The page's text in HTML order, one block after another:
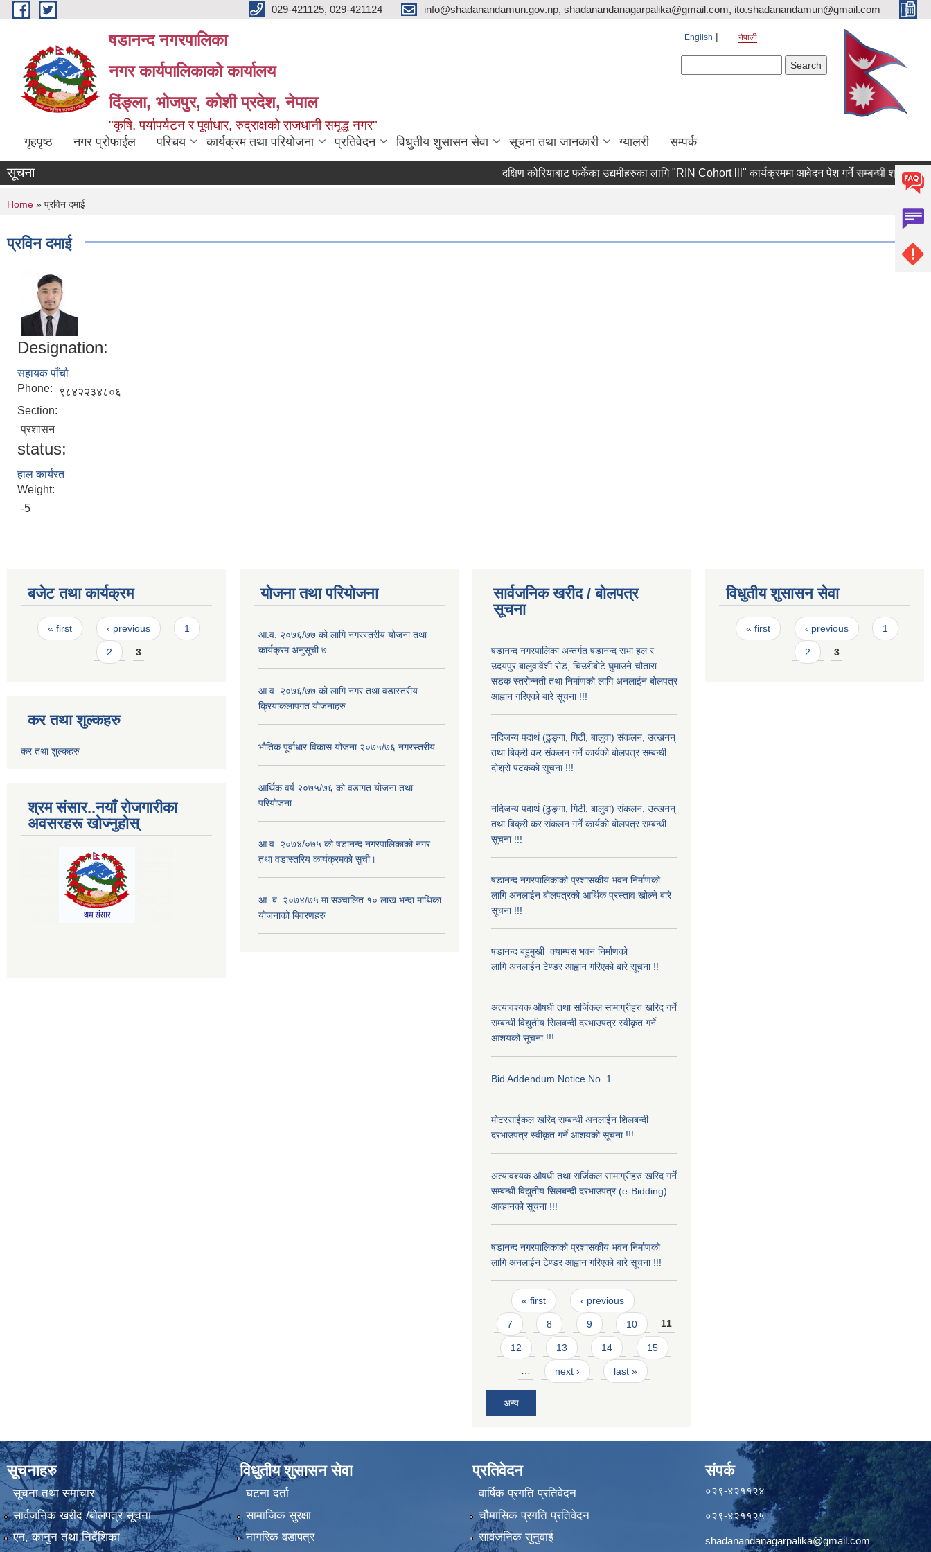
Skip to main content 029-421125, 029-421124 info@shadanandamun.gov.np, shadanandanagarpalika@gmail.com, ito.shadanandamun@gmail.com
षडानन्द नगरपालिका
नगर कार्यपालिकाको कार्यालय
दिंङ्ला, भोजपुर, कोशी प्रदेश, नेपाल
"कृषि, पर्यापर्यटन र पूर्वाधार, रुद्राक्षको राजधानी समृद्ध नगर"
English नेपाली
गृहपृष्ठ नगर प्रोफाईल परिचय कार्यक्रम तथा परियोजना प्रतिवेदन विधुतीय शुसासन सेवा सूचना तथा जानकारी ग्यालरी सम्पर्क
सूचना दक्षिण कोरियाबाट फर्केका उद्यमीहरुका लागि "RIN Cohort lll" कार्यक्रममा आवेदन पेश गर्ने सम्बन्धी श्री युवा, श्रम
You are here
Home » प्रविन दमाई
प्रविन दमाई
Designation:
सहायक पाँचौ
Phone:
९८४२२३४८०६
Section:
प्रशासन
status:
हाल कार्यरत
Weight:
-5
बजेट तथा कार्यक्रम
Pages
« first ‹ previous 1
2 3
कर तथा शुल्कहरु
कर तथा शुल्कहरु
श्रम संसार..नयाँ रोजगारीका
अवसरहरू खोज्नुहोस्
योजना तथा परियोजना
आ.व. २०७६/७७ को लागि नगरस्तरीय योजना तथा
कार्यक्रम अनुसूची ७
आ.व. २०७६/७७ को लागि नगर तथा वडास्तरीय
क्रियाकलापगत योजनाहरु
भौतिक पूर्वाधार विकास योजना २०७५/७६ नगरस्तरीय
आर्थिक वर्ष २०७५/७६ को वडागत योजना तथा
परियोजना
आ.व. २०७४/०७५ को षडानन्द नगरपालिकाको नगर
तथा वडास्तरिय कार्यक्रमको सुची।
आ. ब. २०७४/७५ मा सञ्चालित १० लाख भन्दा माथिका
योजनाको बिवरणहरु
सार्वजनिक खरीद / बोलपत्र
सूचना
षडानन्द नगरपालिका अन्तर्गत षडानन्द सभा हल र
उदयपुर बालुवावेंशी रोड, चिउरीबोटे घुमाउने चौतारा
सडक स्तरोन्नती तथा निर्माणको लागि अनलाईन बोलपत्र
आह्वान गरिएको बारे सूचना !!!
नदिजन्य पदार्थ (ढुङ्गा, गिटी, बालुवा) संकलन, उत्खनन्
तथा बिक्री कर संकलन गर्ने कार्यको बोलपत्र सम्बन्धी
दोश्रो पटकको सूचना !!!
नदिजन्य पदार्थ (ढुङ्गा, गिटी, बालुवा) संकलन, उत्खनन्
तथा बिक्री कर संकलन गर्ने कार्यको बोलपत्र सम्बन्धी
सूचना !!!
षडानन्द नगरपालिकाको प्रशासकीय भवन निर्माणको
लागि अनलाईन बोलपत्रको आर्थिक प्रस्ताव खोल्ने बारे
सूचना !!!
षडानन्द बहुमुखी क्याम्पस भवन निर्माणको
लागि अनलाईन टेण्डर आह्वान गरिएको बारे सूचना !!
अत्यावश्यक औषधी तथा सर्जिकल सामाग्रीहरु खरिद गर्ने
सम्बन्धी विद्युतीय सिलबन्दी दरभाउपत्र स्वीकृत गर्ने
आशयको सूचना !!!
Bid Addendum Notice No. 1
मोटरसाईकल खरिद सम्बन्धी अनलाईन शिलबन्दी
दरभाउपत्र स्वीकृत गर्ने आशयको सूचना !!!
अत्यावश्यक औषधी तथा सर्जिकल सामाग्रीहरु खरिद गर्ने
सम्बन्धी विद्युतीय सिलबन्दी दरभाउपत्र (e-Bidding)
आव्हानको सूचना !!!
षडानन्द नगरपालिकाको प्रशासकीय भवन निर्माणको
लागि अनलाईन टेण्डर आह्वान गरिएको बारे सूचना !!!
Pages
« first ‹ previous …
7 8 9 10 11
12 13 14 15
… next › last »
अन्य
विधुतीय शुसासन सेवा
Pages
« first ‹ previous 1
2 3
सूचनाहरु
सूचना तथा समाचार
सार्वजनिक खरीद /बोलपत्र सूचना
एन, कानुन तथा निर्देशिका
विधुतीय शुसासन सेवा
घटना दर्ता
सामाजिक सुरक्षा
नागरिक वडापत्र
प्रतिवेदन
वार्षिक प्रगति प्रतिवेदन
चौमासिक प्रगति प्रतिवेदन
सार्वजनिक सुनुवाई
संपर्क
०२९-४२११२४
०२९-४२११२५
shadanandanagarpalika@gmail.com